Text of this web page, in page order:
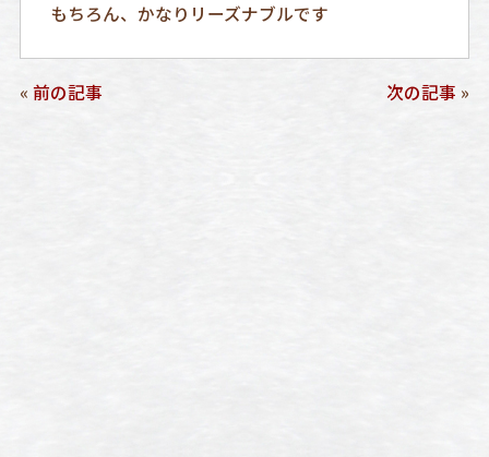
もちろん、かなりリーズナブルです
« 前の記事 次の記事 »